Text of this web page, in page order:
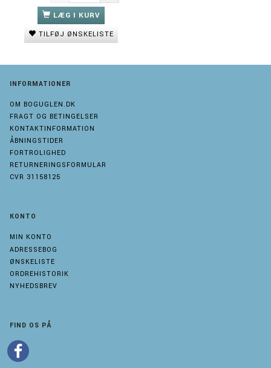
LÆG I KURV
TILFØJ ØNSKELISTE
INFORMATIONER
OM BOGUGLEN.DK
FRAGT OG BETINGELSER
KONTAKTINFORMATION
ÅBNINGSTIDER
FORTROLIGHED
RETURNERINGSFORMULAR
CVR 31158125
KONTO
MIN KONTO
ADRESSEBOG
ØNSKELISTE
ORDREHISTORIK
NYHEDSBREV
FIND OS PÅ